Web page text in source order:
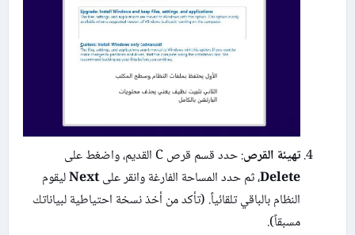
تهيئة القرص: حدد قسم قرص C القديم، واضغط على
Delete، ثم حدد المساحة الفارغة وانقر علىNextليقوم
النظام بالباقي تلقائياً. (تأكد من أخذ نسخة احتياطية لبياناتك
مسبقاً).